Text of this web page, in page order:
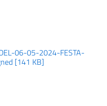
06-05-2024-FESTA-
[141 KB]